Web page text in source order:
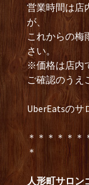
営業時間は店
が、
これからの梅
さい。
※価格は店内
ご確認のうえ
UberEatsのサ
＊＊＊＊＊＊
＊
人形町サロン